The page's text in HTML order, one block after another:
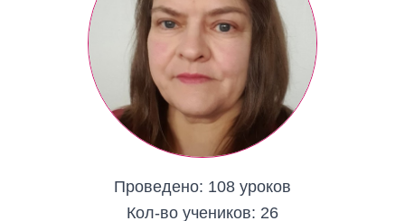
Проведено: 108 уроков
Кол-во учеников: 26